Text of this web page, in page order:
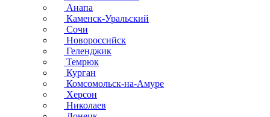
Анапа
Каменск-Уральский
Сочи
Новороссийск
Геленджик
Темрюк
Курган
Комсомольск-на-Амуре
Херсон
Николаев